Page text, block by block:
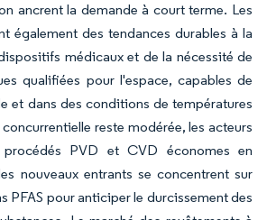
ancrent la demande à court terme. Les
également des tendances durables à la
médicaux et de la nécessité de
qualifiées pour l'espace, capables de
et dans des conditions de températures
reste modérée, les acteurs
PVD et CVD économes en
nouveaux entrants se concentrent sur
PFAS pour anticiper le durcissement des